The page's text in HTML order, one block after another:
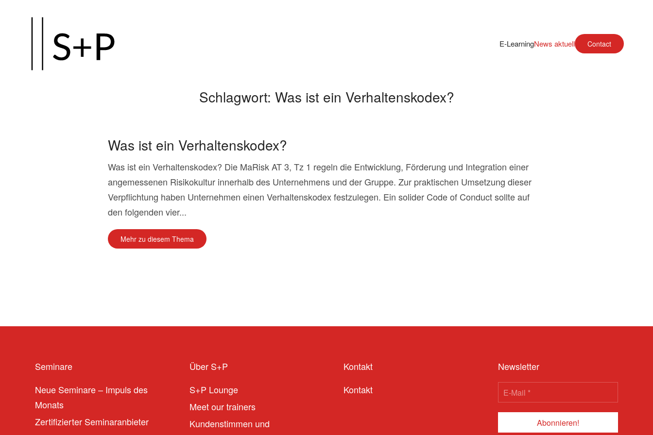
Hauptinhalt
E-LearningNews aktuell Contact
Schlagwort: Was ist ein Verhaltenskodex?
Was ist ein Verhaltenskodex?
Was ist ein Verhaltenskodex? Die MaRisk AT 3, Tz 1 regeln die Entwicklung, Förderung und Integration einer
angemessenen Risikokultur innerhalb des Unternehmens und der Gruppe. Zur praktischen Umsetzung dieser
Verpflichtung haben Unternehmen einen Verhaltenskodex festzulegen. Ein solider Code of Conduct sollte auf
den folgenden vier...
Mehr zu diesem Thema
Seminare
Neue Seminare – Impuls des
Monats
Zertifizierter Seminaranbieter
Über S+P
S+P Lounge
Meet our trainers
Kundenstimmen und
Kontakt
Kontakt
Newsletter